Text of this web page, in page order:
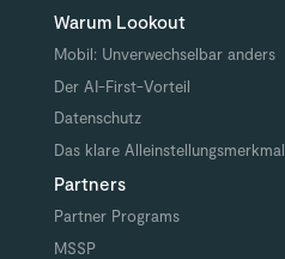
Warum Lookout
Mobil: Unverwechselbar anders
Der AI-First-Vorteil
Datenschutz
Das klare Alleinstellungsmerkmal
Partners
Partner Programs
MSSP